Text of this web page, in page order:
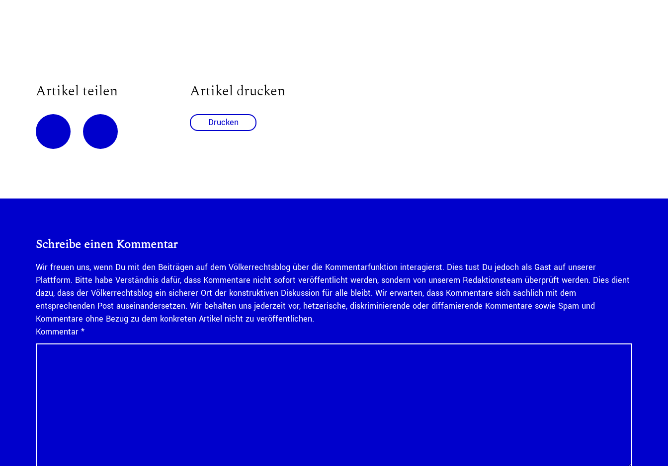
Artikel teilen Artikel drucken
Drucken
Schreibe einen Kommentar
Wir freuen uns, wenn Du mit den Beiträgen auf dem Völkerrechtsblog über die Kommentarfunktion interagierst. Dies tust Du jedoch als Gast auf unserer
Plattform. Bitte habe Verständnis dafür, dass Kommentare nicht sofort veröffentlicht werden, sondern von unserem Redaktionsteam überprüft werden. Dies dient
dazu, dass der Völkerrechtsblog ein sicherer Ort der konstruktiven Diskussion für alle bleibt. Wir erwarten, dass Kommentare sich sachlich mit dem
entsprechenden Post auseinandersetzen. Wir behalten uns jederzeit vor, hetzerische, diskriminierende oder diffamierende Kommentare sowie Spam und
Kommentare ohne Bezug zu dem konkreten Artikel nicht zu veröffentlichen.
Kommentar *